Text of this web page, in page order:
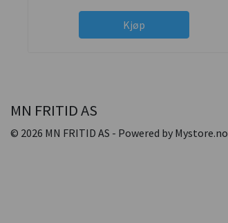
Kjøp
MN FRITID AS
© 2026 MN FRITID AS - Powered by Mystore.no